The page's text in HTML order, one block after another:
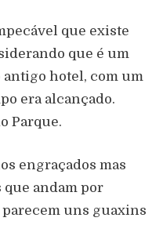
que existe
que é um
antigo hotel, com um
era alcançado.
Parque.
engraçados mas
andam por
parecem uns guaxins